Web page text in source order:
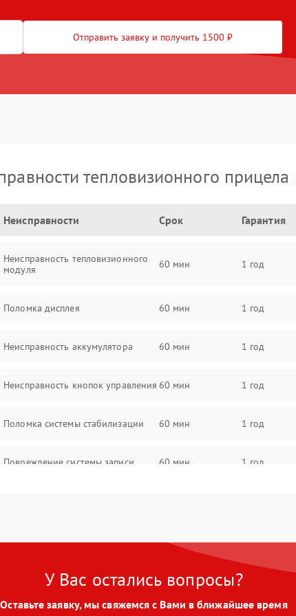
Отправить заявку и получить 1500 ₽
тепловизионного прицела
Неисправности Срок Гарантия
Неисправность тепловизионного
модуля
60 мин 1 год
Поломка дисплея 60 мин 1 год
Неисправность аккумулятора 60 мин 1 год
Неисправность кнопок управления 60 мин 1 год
Поломка системы стабилизации 60 мин 1 год
Повреждение системы записи 60 мин 1 год
Повреждение системы защиты от
перегрузок
60 мин 1 год
У Вас остались вопросы?
Оставьте заявку, мы свяжемся с Вами в ближайшее время